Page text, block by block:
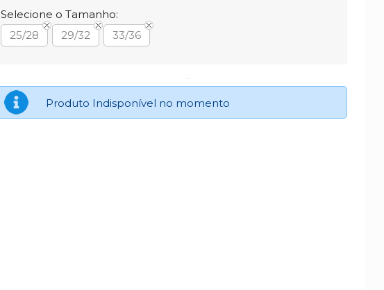
Selecione o Tamanho:
25/28
29/32 33/36
Produto Indisponível no momento